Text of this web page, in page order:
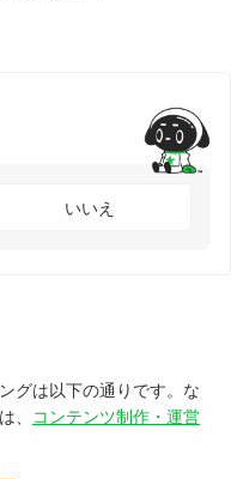
いいえ
グは以下の通りです。な
、
コンテンツ制作・運営